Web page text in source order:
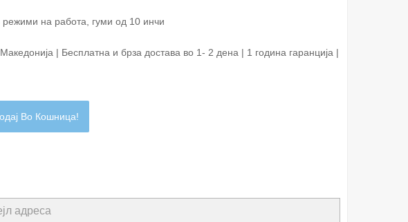
на работа, гуми од 10 инчи
| Бесплатна и брза достава во 1- 2 дена | 1 годинa гаранција |
Во Кошница!